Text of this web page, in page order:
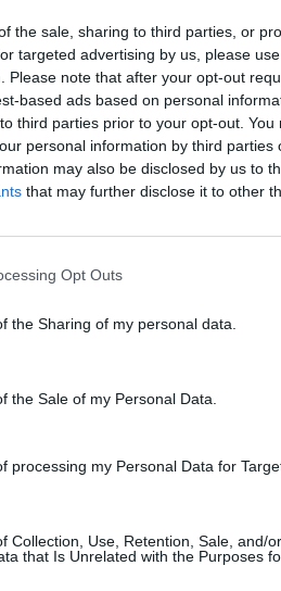
the sale, sharing to third parties, or
targeted advertising by us, please
Please note that after your opt-out
based ads based on personal
third parties prior to your opt-out.
personal information by third parties
may also be disclosed by us to
that may further disclose it to other
Opt Outs
the Sharing of my personal data.
the Sale of my Personal Data.
processing my Personal Data for
Collection, Use, Retention, Sale, and/
that Is Unrelated with the Purposes